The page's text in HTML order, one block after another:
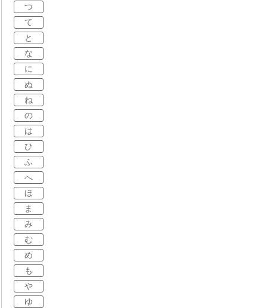
つ
て
と
な
に
ぬ
ね
の
は
ひ
ふ
へ
ほ
ま
み
む
め
も
や
ゆ